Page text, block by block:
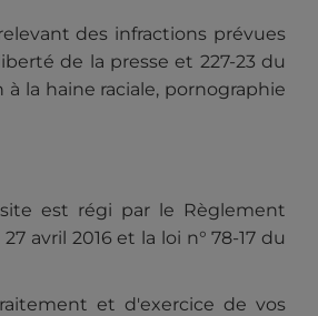
des infractions prévues
de la presse et 227-23 du
la haine raciale, pornographie
est régi par le Règlement
avril 2016 et la loi n° 78-17 du
et d'exercice de vos